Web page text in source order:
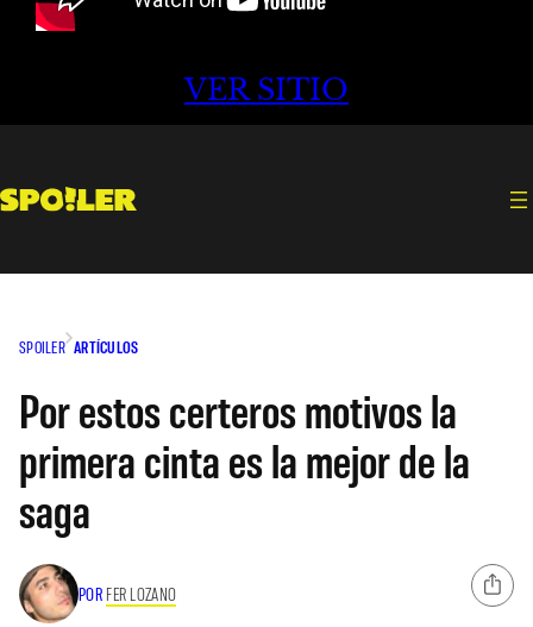
VER SITIO
SPOILER ARTÍCULOS
Por estos certeros motivos la
primera cinta es la mejor de la
saga
POR FER LOZANO